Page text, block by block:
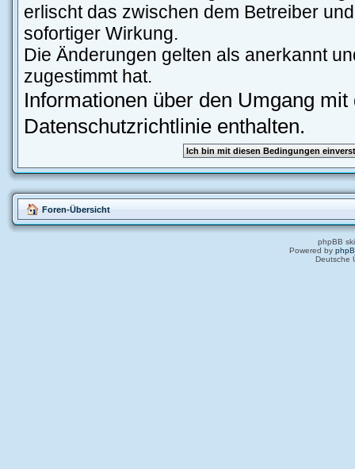
erlischt das zwischen dem Betreiber
sofortiger Wirkung.
Die Änderungen gelten als anerkannt
zugestimmt hat.
Informationen über den Umgang
Datenschutzrichtlinie enthalten.
Foren-Übersicht
phpBB
Powered by
Deutsche